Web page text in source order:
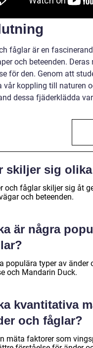
fåglar är en
och beteenden.
för den. Genom att
vår koppling till naturen
dessa fjäderklädda
skiljer sig
och fåglar skiljer sig åt
och beteenden.
är några
populära typer av
och Mandarin Duck.
kvantitativa
och fåglar?
mäta faktorer som